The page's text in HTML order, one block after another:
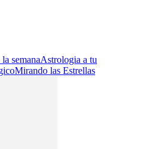
semanaAstrologia a tu
Mirando las Estrellas